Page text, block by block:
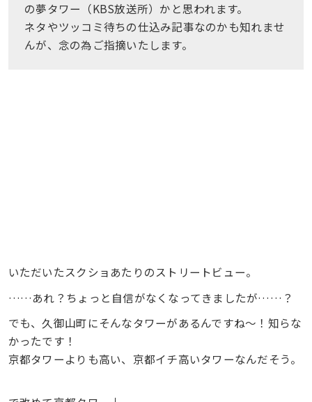
の夢タワー（KBS放送所）かと思われます。
ネタやツッコミ待ちの仕込み記事なのかも知れませ
んが、念の為ご指摘いたします。
いただいたスクショあたりのストリートビュー。
……あれ？ちょっと自信がなくなってきましたが……？
でも、久御山町にそんなタワーがあるんですね〜！知らな
かったです！
京都タワーよりも高い、京都イチ高いタワーなんだそう。